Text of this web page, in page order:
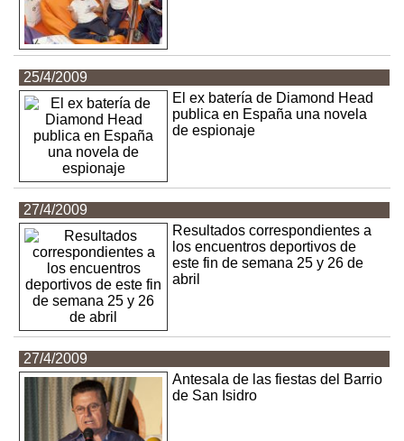
25/4/2009
El ex batería de Diamond Head
publica en España una novela
de espionaje
27/4/2009
Resultados correspondientes a
los encuentros deportivos de
este fin de semana 25 y 26 de
abril
27/4/2009
Antesala de las fiestas del Barrio
de San Isidro